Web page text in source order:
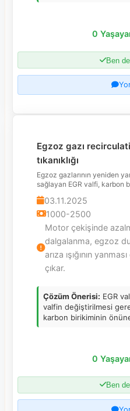
0
Ben
Egzoz gazı
tıkanıklığı
Egzoz gazlarının yeniden
sağlayan EGR valfi, karbon
03.11.2025
1000-2500
Motor çekişinde
dalgalanma, egzoz
arıza ışığının
çıkar.
Çözüm Önerisi: EGR
valfin değiştirilmesi
karbon birikiminin
0
Ben